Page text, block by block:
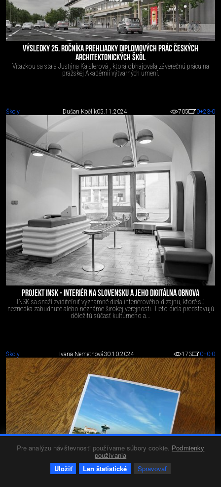
Pre analýzu návštevnosti používame súbory cookie. Podmienky
používania
Uložiť
Len štatistické Spravovať
VÝSLEDKY 25. ROČNÍKA PREHLIADKY DIPLOMOVÝCH PRÁC ČESKÝCH
ARCHITEKTONICKÝCH ŠKÔL
Víťazkou sa stala Justýna Kaislerová , ktorá obhajovala záverečnú prácu na
pražskej Akadémii výtvarných umení.
Školy Dušan Kočlík05.11.2024 705 0+23-0
PROJEKT INSK - INTERIÉR NA SLOVENSKU A JEHO DIGITÁLNA OBNOVA
INSK sa snaží zviditeľniť významné diela interiérového dizajnu, ktoré sú
nezriedka zabudnuté alebo neznáme širokej verejnosti. Tieto diela predstavujú
dôležitú súčasť kultúrneho a...
Školy Ivana Nemethová30.10.2024 173 0+0-0